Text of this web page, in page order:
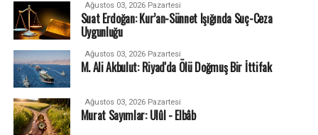
Ağustos 03, 2026 Pazartesi
Suat Erdoğan: Kur’an-Sünnet Işığında Suç-Ceza
Uygunluğu
Ağustos 03, 2026 Pazartesi
M. Ali Akbulut: Riyad'da Ölü Doğmuş Bir İttifak
Ağustos 03, 2026 Pazartesi
Murat Sayımlar: Ulûl - Elbâb